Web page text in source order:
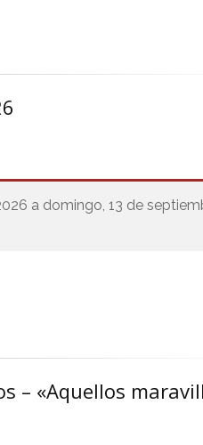
a domingo, 13 de
– «Aquellos